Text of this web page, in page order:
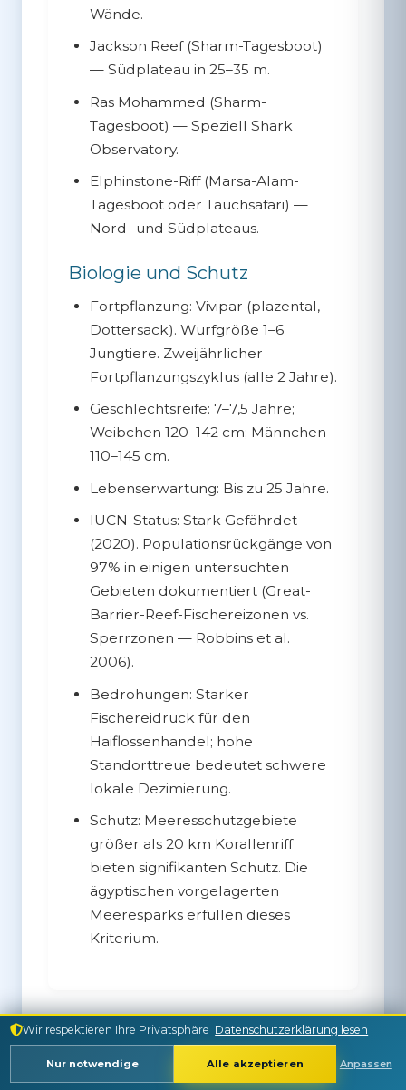
Wände.
Jackson Reef(Sharm-Tagesboot)
— Südplateau in 25–35 m.
Ras Mohammed (Sharm-
Tagesboot) — Speziell Shark
Observatory.
Elphinstone-Riff(Marsa-Alam-
Tagesboot oder Tauchsafari) —
Nord- und Südplateaus.
Biologie und Schutz
Fortpflanzung: Vivipar (plazental,
Dottersack). Wurfgröße 1–6
Jungtiere. Zweijährlicher
Fortpflanzungszyklus (alle 2 Jahre).
Geschlechtsreife: 7–7,5 Jahre;
Weibchen 120–142 cm; Männchen
110–145 cm.
Lebenserwartung: Bis zu 25 Jahre.
IUCN-Status: Stark Gefährdet
(2020). Populationsrückgänge von
97% in einigen untersuchten
Gebieten dokumentiert (Great-
Barrier-Reef-Fischereizonen vs.
Sperrzonen — Robbins et al.
2006).
Bedrohungen: Starker
Fischereidruck für den
Haiflossenhandel; hohe
Standorttreue bedeutet schwere
lokale Dezimierung.
Schutz: Meeresschutzgebiete
größer als 20 km Korallenriff
bieten signifikanten Schutz. Die
ägyptischen vorgelagerten
Meeresparks erfüllen dieses
Kriterium.
Tauchen mit Riffhaien
— praktische Tipps
Wir respektieren Ihre Privatsphäre Datenschutzerklärung lesen
Anpassen
Nur notwendige Alle akzeptieren